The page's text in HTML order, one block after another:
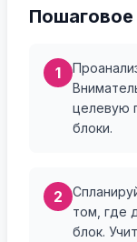
1
целевую
блоки.
2
том, где
блок.